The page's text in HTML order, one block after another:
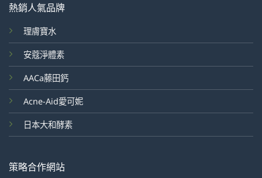
熱銷人氣品牌
理膚寶水
安蔻淨體素
AACa藤田鈣
Acne-Aid愛可妮
日本大和酵素
策略合作網站